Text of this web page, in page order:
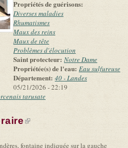
Propriétés de guérisons:
Diverses maladies
Rhumatismes
Maux des reins
Maux de tête
Problèmes d'élocution
Saint protecteur: Notre Dame
Propriétée(s) de l'eau: Eau sulfureuse
Département: 40 - Landes
05/21/2026 - 22:19
tarusate
(link is external)
fontaine indiquée sur la gauche